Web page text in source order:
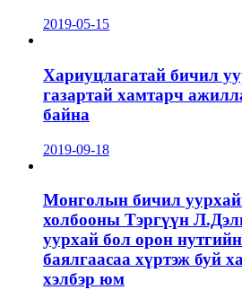
2019-05-15
Хариуцлагатай бичил
газартай хамтарч
байна
2019-09-18
Монголын бичил
холбооны Тэргүүн
уурхай бол орон
баялгаасаа хүртэж буй
хэлбэр юм